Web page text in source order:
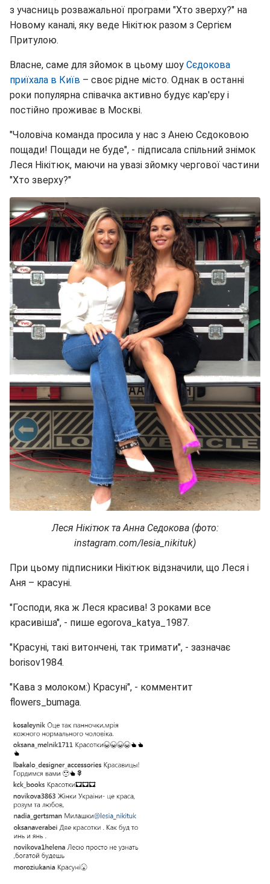
з учасниць розважальної програми "Хто зверху?" на
Новому каналі, яку веде Нікітюк разом з Сергієм
Притулою.
Власне, саме для зйомок в цьому шоу Сєдокова
приїхала в Київ – своє рідне місто. Однак в останні
роки популярна співачка активно будує кар'єру і
постійно проживає в Москві.
"Чоловіча команда просила у нас з Анею Сєдоковою
пощади! Пощади не буде", - підписала спільний знімок
Леся Нікітюк, маючи на увазі зйомку чергової частини
"Хто зверху?"
Леся Нікітюк та Анна Седокова (фото:
instagram.com/lesia_nikituk)
При цьому підписники Нікітюк відзначили, що Леся і
Аня – красуні.
"Господи, яка ж Леся красива! З роками все
красивіша", - пише egorova_katya_1987.
"Красуні, такі витончені, так тримати", - зазначає
borisov1984.
"Кава з молоком:) Красуні", - комментит
flowers_bumaga.